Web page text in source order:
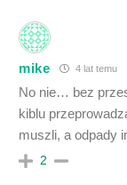
mike 4 lat temu
No nie… bez
kiblu
muszli, a odpady
2